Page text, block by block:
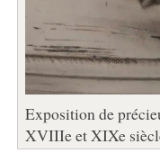
Exposition de
XVIIIe et XIXe